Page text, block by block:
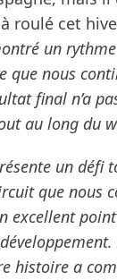
roulé cet
un
que nous
final n’a
au long du
un défi
que nous
excellent
histoire a